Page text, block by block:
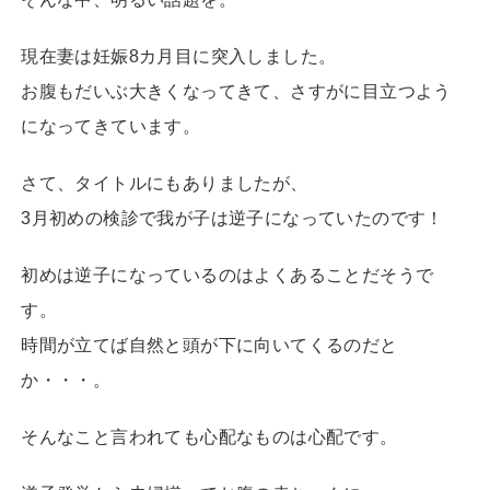
現在妻は妊娠8カ月目に突入しました。
お腹もだいぶ大きくなってきて、さすがに目立つよう
になってきています。
さて、タイトルにもありましたが、
3月初めの検診で我が子は逆子になっていたのです！
初めは逆子になっているのはよくあることだそうで
す。
時間が立てば自然と頭が下に向いてくるのだと
か・・・。
そんなこと言われても心配なものは心配です。